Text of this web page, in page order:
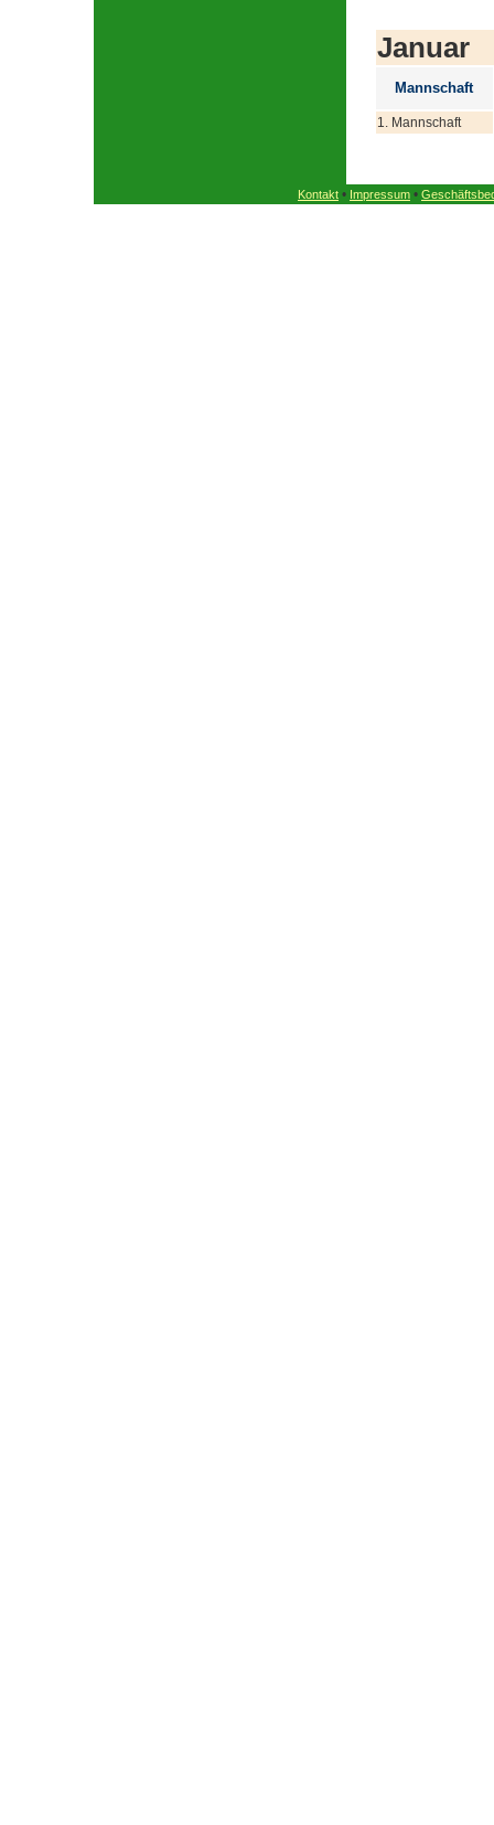
Januar
Mannschaft
1. Mannschaft
Kontakt • Impressum •